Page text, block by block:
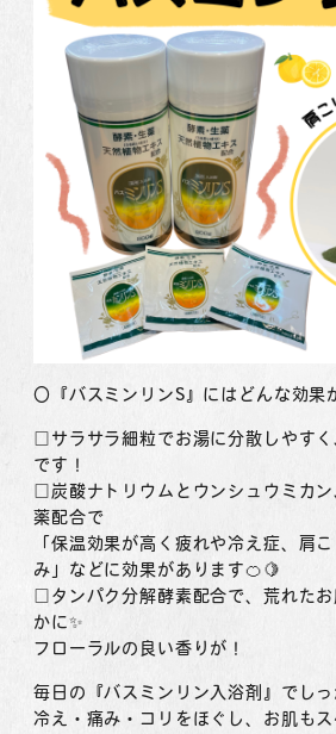
〇『バスミンリンS』にはどんな効果
□サラサラ細粒でお湯に分散しやす
です！
□炭酸ナトリウムとウンシュウミカ
薬配合で
「保温効果が高く疲れや冷え症、肩
み」などに効果があります🍊🍋
□タンパク分解酵素配合で、荒れた
かに✨
フローラルの良い香りが！
毎日の『バスミンリン入浴剤』でし
冷え・痛み・コリをほぐし、お肌も